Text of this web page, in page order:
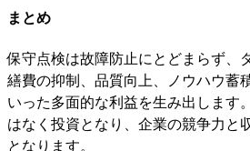
まとめ
保守点検は故障防止にとどまらず、
繕費の抑制、品質向上、ノウハウ蓄
いった多面的な利益を生み出します
はなく投資となり、企業の競争力と
となります。